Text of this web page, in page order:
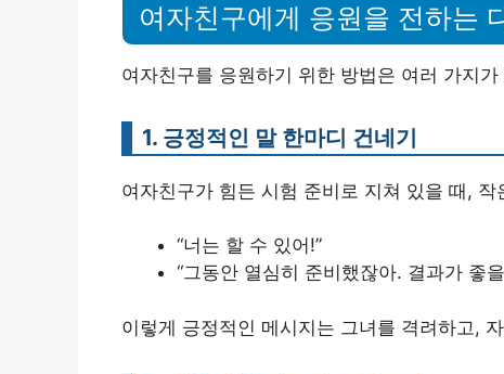
여자친구에게 응원을 전하는
여자친구를 응원하기 위한 방법은 여러 가지
1. 긍정적인 말 한마디 건네기
여자친구가 힘든 시험 준비로 지쳐 있을 때,
“너는 할 수 있어!”
“그동안 열심히 준비했잖아. 결과가 좋
이렇게 긍정적인 메시지는 그녀를 격려하고,